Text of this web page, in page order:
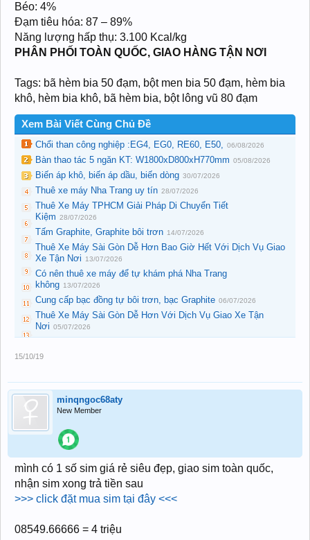
Béo: 4%
Đạm tiêu hóa: 87 – 89%
Năng lượng hấp thụ: 3.100 Kcal/kg
PHÂN PHỐI TOÀN QUỐC, GIAO HÀNG TẬN NƠI
Tags: bã hèm bia 50 đạm, bột men bia 50 đạm, hèm bia
khô, hèm bia khô, bã hèm bia, bột lông vũ 80 đạm
Xem Bài Viết Cùng Chủ Đề
Chổi than công nghiệp :EG4, EG0, RE60, E50, 06/08/2026
Bàn thao tác 5 ngăn KT: W1800xD800xH770mm 05/08/2026
Biến áp khô, biến áp dầu, biến dòng 30/07/2026
Thuê xe máy Nha Trang uy tín 28/07/2026
Thuê Xe Máy TPHCM Giải Pháp Di Chuyển Tiết
Kiệm 28/07/2026
Tấm Graphite, Graphite bôi trơn 14/07/2026
Thuê Xe Máy Sài Gòn Dễ Hơn Bao Giờ Hết Với Dịch Vụ Giao
Xe Tận Nơi
13/07/2026
Có nên thuê xe máy để tự khám phá Nha Trang
không 13/07/2026
Cung cấp bạc đồng tự bôi trơn, bạc Graphite 06/07/2026
Thuê Xe Máy Sài Gòn Dễ Hơn Với Dịch Vụ Giao Xe Tận
Nơi 05/07/2026
15/10/19
minqngoc68aty
New Member
mình có 1 số sim giá rẻ siêu đẹp, giao sim toàn quốc,
nhận sim xong trả tiền sau
>>> click đặt mua sim tại đây <<<
08549.66666 = 4 triệu